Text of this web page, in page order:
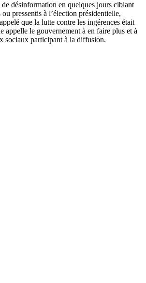
désinformation en quelques jours ciblant
pressentis à l’élection présidentielle,
que la lutte contre les ingérences était
appelle le gouvernement à en faire plus et à
sociaux participant à la diffusion.